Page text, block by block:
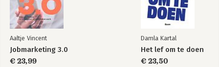
Aaltje Vincent
Jobmarketing 3.0
€ 23,99
Damla Kartal
Het lef om te doen
€ 23,50